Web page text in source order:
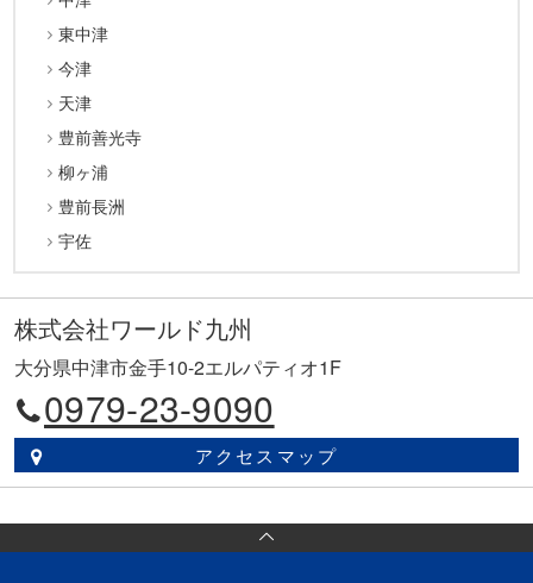
東中津
今津
天津
豊前善光寺
柳ヶ浦
豊前長洲
宇佐
株式会社ワールド九州
大分県中津市金手10-2エルパティオ1F
0979-23-9090
アクセスマップ